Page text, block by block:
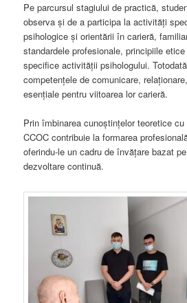
Pe parcursul stagiului de practică,
observa și de a participa la activități
psihologice și orientării în carieră,
standardele profesionale, principiile
specifice activității psihologului.
competențele de comunicare,
esențiale pentru viitoarea lor carieră.
Prin îmbinarea cunoștințelor teoretice
CCOC contribuie la formarea
oferindu-le un cadru de învățare bazat
dezvoltare continuă.